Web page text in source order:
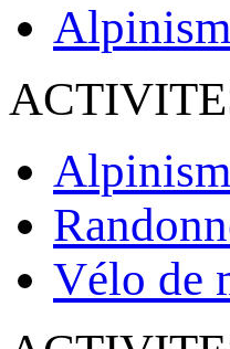
Vélo de